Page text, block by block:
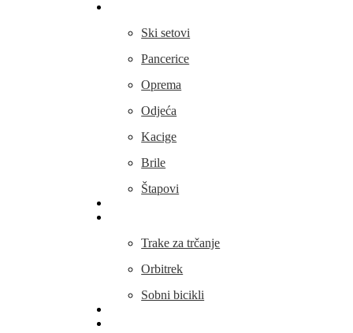
Ski setovi
Pancerice
Oprema
Odjeća
Kacige
Brile
Štapovi
Trake za trčanje
Orbitrek
Sobni bicikli